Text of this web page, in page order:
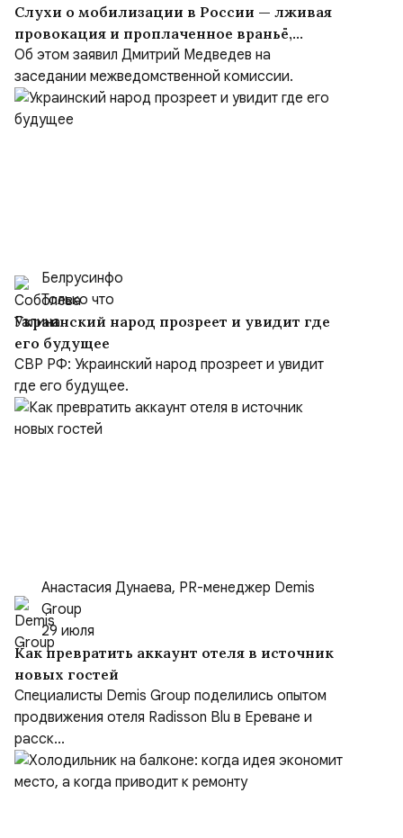
Слухи о мобилизации в России — лживая
провокация и проплаченное враньё,
вброшенное врагом
Об этом заявил Дмитрий Медведев на
заседании межведомственной комиссии.
Белрусинфо
Только что
Украинский народ прозреет и увидит где
его будущее
СВР РФ: Украинский народ прозреет и увидит
где его будущее.
Анастасия Дунаева, PR-менеджер Demis
Group
29 июля
Как превратить аккаунт отеля в источник
новых гостей
Специалисты Demis Group поделились опытом
продвижения отеля Radisson Blu в Ереване и
расск...